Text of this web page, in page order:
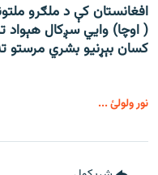
افغانستان کې د ملګرو
کسان بېړنیو بشري مرستو
نور ولولئ ...